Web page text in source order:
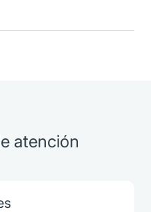
atención